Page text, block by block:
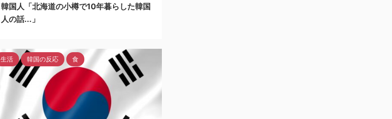
韓国人「北海道の小樽で10年暮らした韓国
人の話...」
生活 韓国の反応 食